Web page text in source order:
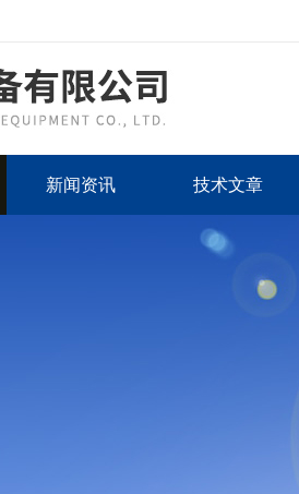
新闻资讯 技术文章